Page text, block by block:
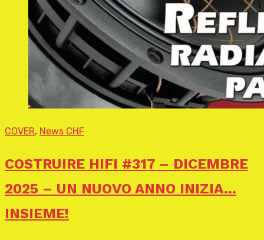
COVER, News CHF
COSTRUIRE HIFI #317 – DICEMBRE
2025 – UN NUOVO ANNO INIZIA…
INSIEME!